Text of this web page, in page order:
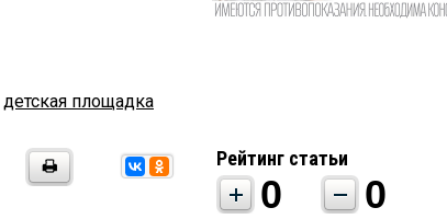
детская площадка
Рейтинг статьи
0 0